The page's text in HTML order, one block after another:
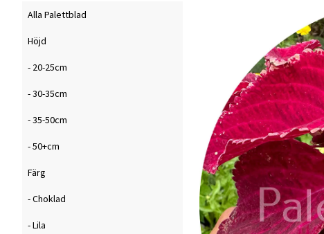
Alla Palettblad
Höjd
- 20-25cm
- 30-35cm
- 35-50cm
- 50+cm
Färg
- Choklad
- Lila